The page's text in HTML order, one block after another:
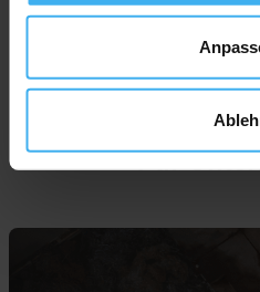
Für